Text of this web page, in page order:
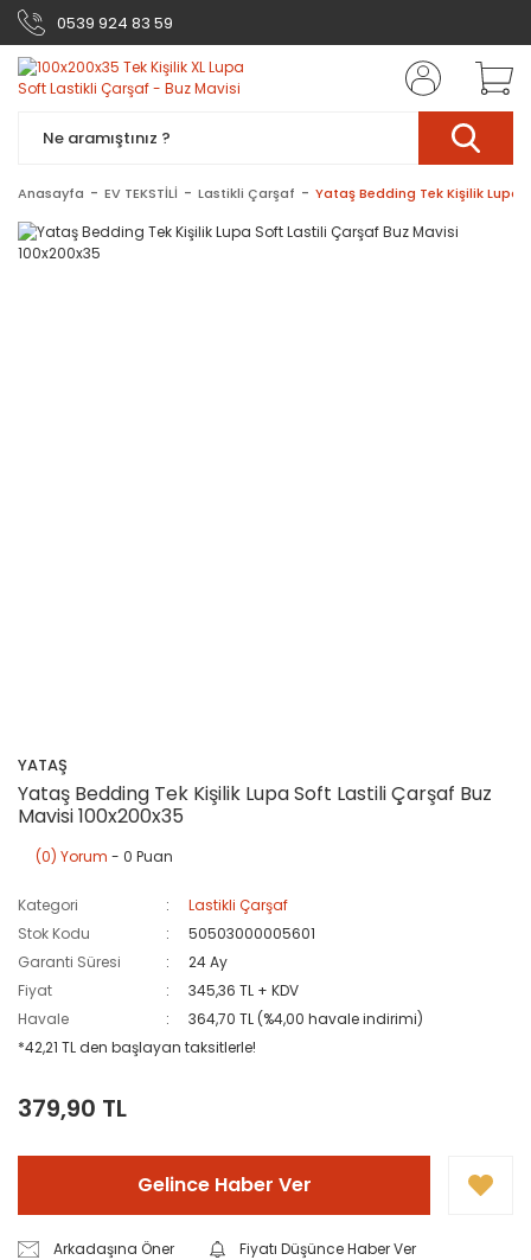
0539 924 83 59
Anasayfa EV TEKSTİLİ Lastikli Çarşaf Yataş Bedding Tek Kişilik Lupa
YATAŞ
Yataş Bedding Tek Kişilik Lupa Soft Lastili Çarşaf Buz
Mavisi 100x200x35
(0) Yorum - 0 Puan
Kategori
Lastikli Çarşaf
Stok Kodu
50503000005601
Garanti Süresi
24 Ay
Fiyat
345,36 TL + KDV
Havale
364,70 TL (%4,00 havale indirimi)
*42,21 TL den başlayan taksitlerle!
379,90 TL
Gelince Haber Ver
Arkadaşına Öner
Fiyatı Düşünce Haber Ver